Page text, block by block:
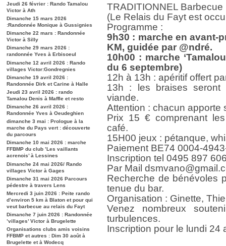
Jeudi 26 février : Rando Tamalou
Victor à Ath
Dimanche 15 mars 2026
:Randonnée Monique à Gussignies
Dimanche 22 mars : Randonnée
Victor à Silly
Dimanche 29 mars 2026 :
randonnée Yves à Erbisoeul
Dimanche 12 avril 2026 : Rando
villages Victor:Gondregnies
Dimanche 19 avril 2026 :
Randonnée Dirk et Carine à Halle
Jeudi 23 avril 2026 : rando
Tamalou Denis à Maffle et resto
Dimanche 26 avril 2026 :
Randonnée Yves à Oeudeghien
dimanche 3 mai : Prologue à la
marche du Pays vert : découverte
du parcours
Dimanche 10 mai 2026 : marche
FFBMP du club ’Les vaillants
acrenois’ à Lessines
Dimanche 24 mai 2026/ Rando
villages Victor à Gages
Dimanche 31 mai 2026 Parcours
pédestre à travers Lens
Mercredi 3 juin 2026 : Peite rando
d’environ 5 km à Blaton et pour qui
veut barbecue au relais du Fayt
Dimanche 7 juin 2026 : Randonnée
’villages’ Victor à Brugelette
Organisations clubs amis voisins
FFBMP et autres : Dim 30 août à
Brugelette et à Wodecq
TRADITIONNEL
(Le Relais du Fayt est
Programme :
9h30 : marche en avant-
KM, guidée par @ndré.
10h00 : marche
du 6 septembre)
12h à 13h : apéritif offert
13h : les braises seront
viande.
Attention : chacun apporte
Prix 15 € comprenant
café.
15H00 jeux : pétanque,
Paiement BE74 0004-
Inscription tel 0495 897
Par Mail
Recherche de bénévoles
tenue du bar.
Organisation : Ginette,
Venez nombreux
turbulences.
Inscription pour le lundi 24